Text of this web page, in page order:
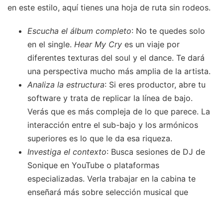
en este estilo, aquí tienes una hoja de ruta sin rodeos.
Escucha el álbum completo: No te quedes solo
en el single. Hear My Cry es un viaje por
diferentes texturas del soul y el dance. Te dará
una perspectiva mucho más amplia de la artista.
Analiza la estructura: Si eres productor, abre tu
software y trata de replicar la línea de bajo.
Verás que es más compleja de lo que parece. La
interacción entre el sub-bajo y los armónicos
superiores es lo que le da esa riqueza.
Investiga el contexto: Busca sesiones de DJ de
Sonique en YouTube o plataformas
especializadas. Verla trabajar en la cabina te
enseñará más sobre selección musical que